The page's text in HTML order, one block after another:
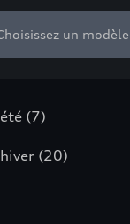
un modèle
(7)
(20)